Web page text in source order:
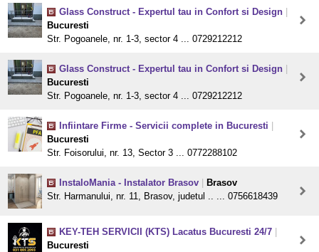
Glass Construct - Expertul tau in Confort si Design
Bucuresti
Str. Pogoanele, nr. 1-3, sector 4 ... 0729212212
Glass Construct - Expertul tau in Confort si Design
Bucuresti
Str. Pogoanele, nr. 1-3, sector 4 ... 0729212212
Infiintare Firme - Servicii complete in Bucuresti
Bucuresti
Str. Foisorului, nr. 13, Sector 3 ... 0772288102
InstaloMania - Instalator Brasov
Brasov
Str. Harmanului, nr. 11, Brasov, judetul .. ... 0756618439
KEY-TEH SERVICII (KTS) Lacatus Bucuresti 24/7
Bucuresti